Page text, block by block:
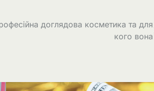
доглядова косметика та для
кого вона